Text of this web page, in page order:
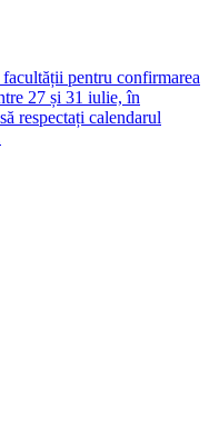
pentru confirmarea
27 și 31 iulie, în
respectați calendarul